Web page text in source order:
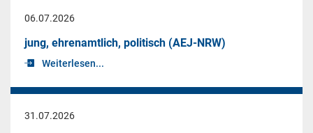
06.07.2026
jung, ehrenamtlich, politisch (AEJ-NRW)
Weiterlesen...
31.07.2026